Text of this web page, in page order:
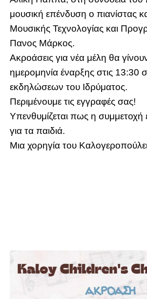
μουσική επένδυση ο πιανίστας
Μουσικής Τεχνολογίας και
Πανος Μάρκος.
Ακροάσεις για νέα μέλη θα
ημερομηνία έναρξης στις 13:30
εκδηλώσεων του Ιδρύματος.
Περιμένουμε τις εγγραφές σας!
Υπενθυμίζεται πως η συμμετοχή
για τα παιδιά.
Μια χορηγία του